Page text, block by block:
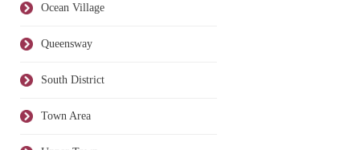
Ocean Village
Queensway
South District
Town Area